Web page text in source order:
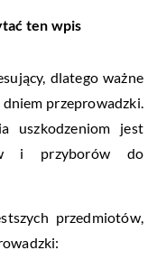
ten wpis
dlatego ważne
dniem przeprowadzki.
uszkodzeniom jest
i przyborów do
przedmiotów,